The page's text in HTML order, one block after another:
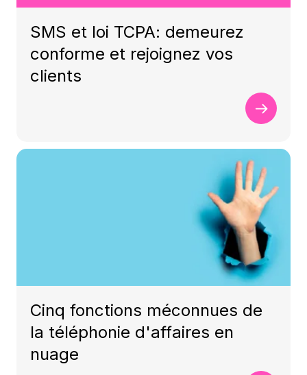
SMS et loi TCPA: demeurez
conforme et rejoignez vos
clients
Cinq fonctions méconnues de
la téléphonie d'affaires en
nuage